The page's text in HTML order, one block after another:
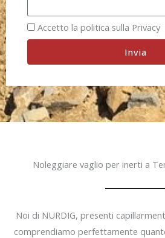
Accetto la politica sulla Privacy
Invia
Noleggiare vaglio per inerti a
Noi di NURDIG, presenti
comprendiamo perfettamente